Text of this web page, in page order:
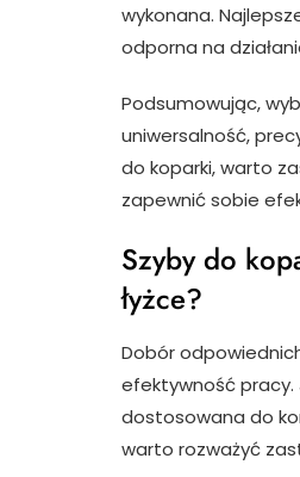
wykonana.
odporna na
Podsumowując,
uniwersalność,
do koparki, warto
zapewnić sobie
Szyby do
łyżce?
Dobór
efektywność pracy.
dostosowana do
warto rozważyć